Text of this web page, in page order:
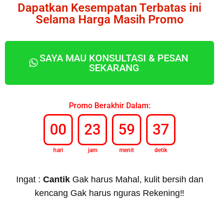
Dapatkan Kesempatan Terbatas ini
Selama Harga Masih Promo
SAYA MAU KONSULTASI & PESAN
SEKARANG
Promo Berakhir Dalam:
00
hari
23
jam
59
menit
35
detik
Ingat : Cantik Gak harus Mahal, kulit bersih dan
kencang Gak harus nguras Rekening‼